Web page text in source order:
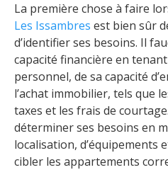
La première chose à faire
Les Issambres est bien sûr
d’identifier ses besoins. Il
capacité financière en
personnel, de sa capacité
l’achat immobilier, tels que
taxes et les frais de
déterminer ses besoins en
localisation, d’équipements
cibler les appartements